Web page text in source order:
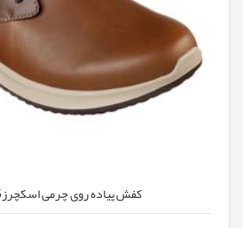
کفش پیاده روی چرمی اسکچرزSN 65695